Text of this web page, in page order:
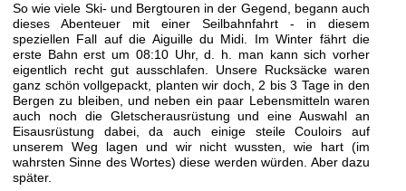
So wie viele Ski- und Bergtouren in der Gegend, begann auch
dieses Abenteuer mit einer Seilbahnfahrt - in diesem
speziellen Fall auf die Aiguille du Midi. Im Winter fährt die
erste Bahn erst um 08:10 Uhr, d. h. man kann sich vorher
eigentlich recht gut ausschlafen. Unsere Rucksäcke waren
ganz schön vollgepackt, planten wir doch, 2 bis 3 Tage in den
Bergen zu bleiben, und neben ein paar Lebensmitteln waren
auch noch die Gletscherausrüstung und eine Auswahl an
Eisausrüstung dabei, da auch einige steile Couloirs auf
unserem Weg lagen und wir nicht wussten, wie hart (im
wahrsten Sinne des Wortes) diese werden würden. Aber dazu
später.